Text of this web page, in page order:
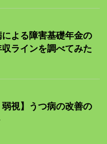
よる障害基礎年金の
ラインを調べてみた
弱視】うつ病の改善の